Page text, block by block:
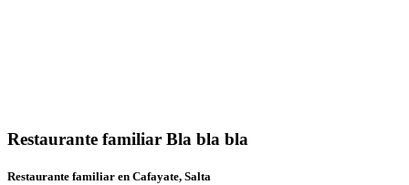
Restaurante familiar Bla bla bla
Restaurante familiar en Cafayate, Salta